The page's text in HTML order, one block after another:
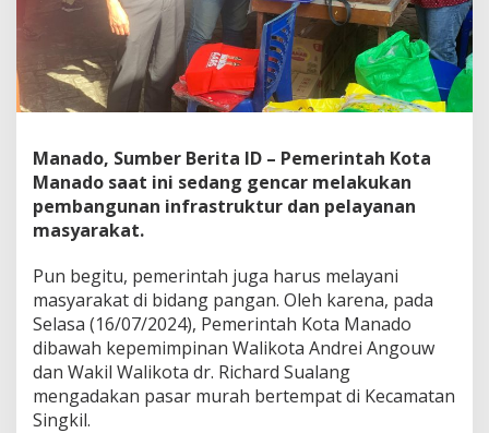
a
k
a
t
,
P
m
k
o
t
n
a
d
o
G
e
a
Manado, Sumber Berita ID – Pemerintah Kota
Manado saat ini sedang gencar melakukan
pembangunan infrastruktur dan pelayanan
masyarakat.
Pun begitu, pemerintah juga harus melayani
masyarakat di bidang pangan. Oleh karena, pada
Selasa (16/07/2024), Pemerintah Kota Manado
dibawah kepemimpinan Walikota Andrei Angouw
dan Wakil Walikota dr. Richard Sualang
mengadakan pasar murah bertempat di Kecamatan
Singkil.